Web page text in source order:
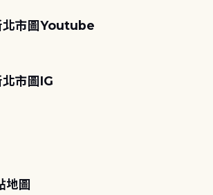
北市圖Youtube
北市圖IG
地圖